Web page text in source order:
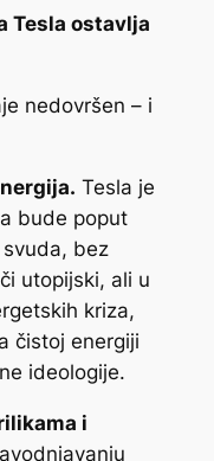
Tesla ostavlja
nedovršen – i
Tesla je
bude poput
bez
utopijski, ali u
kriza,
čistoj energiji
ideologije.
i